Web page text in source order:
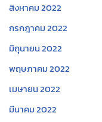
สิงหาคม 2022
กรกฎาคม 2022
มิถุนายน 2022
พฤษภาคม 2022
เมษายน 2022
มีนาคม 2022